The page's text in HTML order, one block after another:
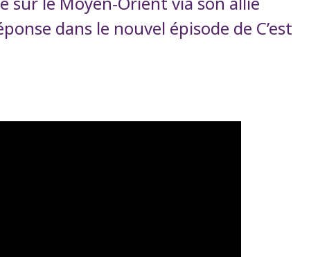
dans le nouvel épisode de C’est